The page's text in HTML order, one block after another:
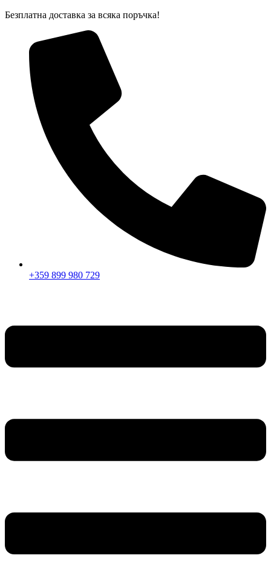
Skip
Безплатна доставка за всяка поръчка!
+359 899 980 729